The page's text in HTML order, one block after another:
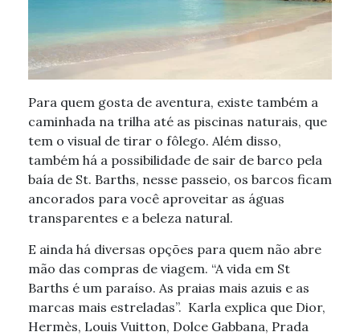
Para quem gosta de aventura, existe também a
caminhada na trilha até as piscinas naturais, que
tem o visual de tirar o fôlego. Além disso,
também há a possibilidade de sair de barco pela
baía de St. Barths, nesse passeio, os barcos ficam
ancorados para você aproveitar as águas
transparentes e a beleza natural.
E ainda há diversas opções para quem não abre
mão das compras de viagem. “A vida em St
Barths é um paraíso. As praias mais azuis e as
marcas mais estreladas”. Karla explica que Dior,
Hermès, Louis Vuitton, Dolce Gabbana, Prada